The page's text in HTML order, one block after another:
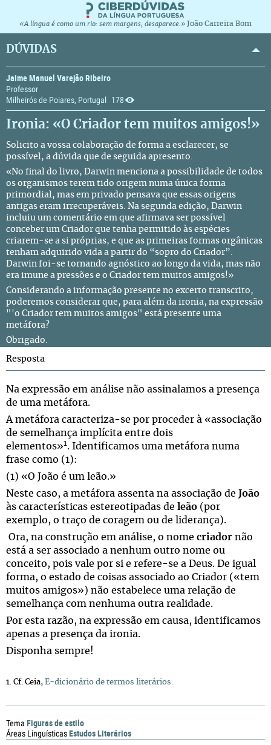
«A língua é como um rio: sem margens, desaparece.» João Carreira Bom
DÚVIDAS
Jaime Manuel Varejão Ribeiro
Professor
Milheirós de Poiares, Portugal
178
Ironia: «O Criador tem muitos amigos!»
Solicito a vossa colaboração de forma a esclarecer, se
possível, a dúvida que de seguida apresento.
«No final do livro, Darwin menciona a possibilidade de todos
os organismos terem tido origem numa única forma
primordial, mas em privado pensava que essas origens
antigas eram irrecuperáveis. Na segunda edição, Darwin
incluiu um comentário em que afirmava ser possível
conceber um Criador que tenha permitido às espécies
criarem-se a si próprias, e que as primeiras formas orgânicas
tenham adquirido vida a partir do “sopro do Criador”.
Darwin foi-se tornando agnóstico ao longo da vida, mas não
era imune a pressões e o Criador tem muitos amigos!»
Considerando a informação presente no excerto transcrito,
poderemos considerar que, para além da ironia, na expressão
"'o Criador tem muitos amigos" está presente uma
metáfora?
Obrigado.
Resposta
Na expressão em análise não assinalamos a presença
de uma metáfora.
A metáfora caracteriza-se por proceder à «associação
de semelhança implícita entre dois
elementos»1 . Identificamos uma metáfora numa
frase como (1):
(1) «O João é um leão.»
Neste caso, a metáfora assenta na associação de João
às características estereotipadas de
leão (por
exemplo, o traço de coragem ou de liderança).
Ora, na construção em análise, o nome criador não
está a ser associado a nenhum outro nome ou
conceito, pois vale por si e refere-se a Deus. De igual
forma, o estado de coisas associado ao Criador («tem
muitos amigos») não estabelece uma relação de
semelhança com nenhuma outra realidade.
Por esta razão, na expressão em causa, identificamos
apenas a presença da ironia.
Disponha sempre!
1. Cf. Ceia, E-dicionário de termos literários.
Tema Figuras de estilo
Áreas LinguísticasEstudos Literários